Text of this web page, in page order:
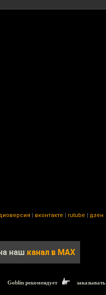
| вконтакте | rutube | дзен
наш канал в MAX
Goblin рекомендует заказывать